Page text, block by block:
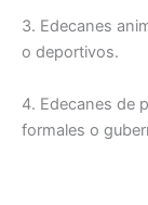
3. Edecanes
o deportivos.
4. Edecanes de
formales o